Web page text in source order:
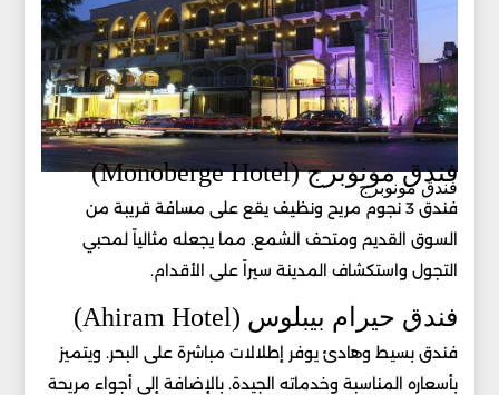
فندق مونوبرج
فندق مونوبرج (Monoberge Hotel)
فندق 3 نجوم مريح ونظيف يقع على مسافة قريبة من
السوق القديم ومتحف الشمع. مما يجعله مثالياً لمحبي
التجول واستكشاف المدينة سيراً على الأقدام.
فندق حيرام بيبلوس (Ahiram Hotel)
فندق بسيط وهادئ يوفر إطلالات مباشرة على البحر. ويتميز
بأسعاره المناسبة وخدماته الجيدة. بالإضافة إلى أجواء مريحة